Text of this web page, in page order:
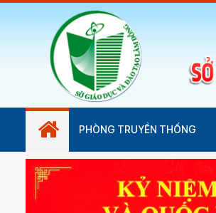
PHÒNG TRUYỀN THỐNG